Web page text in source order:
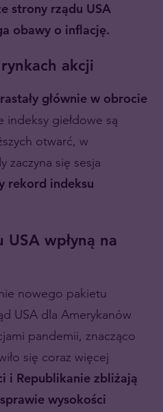
strony rządu USA
obawy o inflację.
akcji
głównie w obrocie
indeksy giełdowe są
otwarć, w
zaczyna się sesja
rekord indeksu
USA wpłyną na
nowego pakietu
USA dla Amerykanów
pandemii, znacząco
się coraz więcej
i Republikanie zbliżają
wysokości